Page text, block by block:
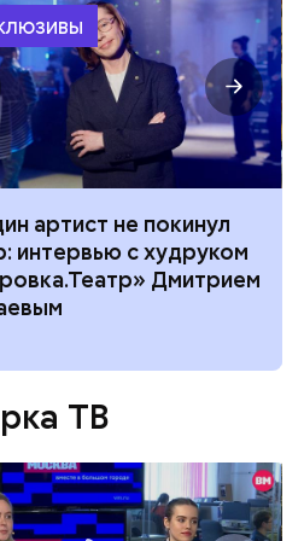
артист не покинул
интервью с худруком
Дмитрием
ТВ